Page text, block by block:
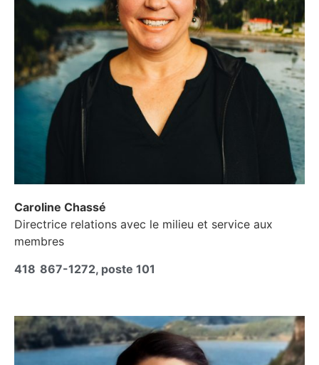
Caroline Chassé
Directrice relations avec le milieu et service aux
membres
418 867-1272, poste 101